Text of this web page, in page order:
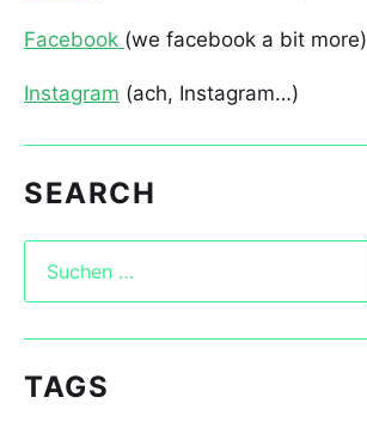
Facebook (we facebook a bit more)
Instagram (ach, Instagram…)
SEARCH
TAGS